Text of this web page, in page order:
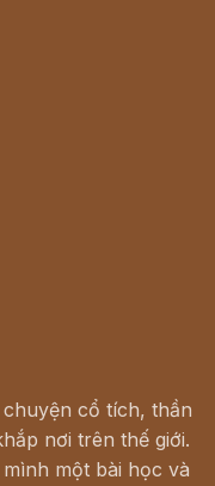
cổ tích, thần
nơi trên thế giới.
một bài học và